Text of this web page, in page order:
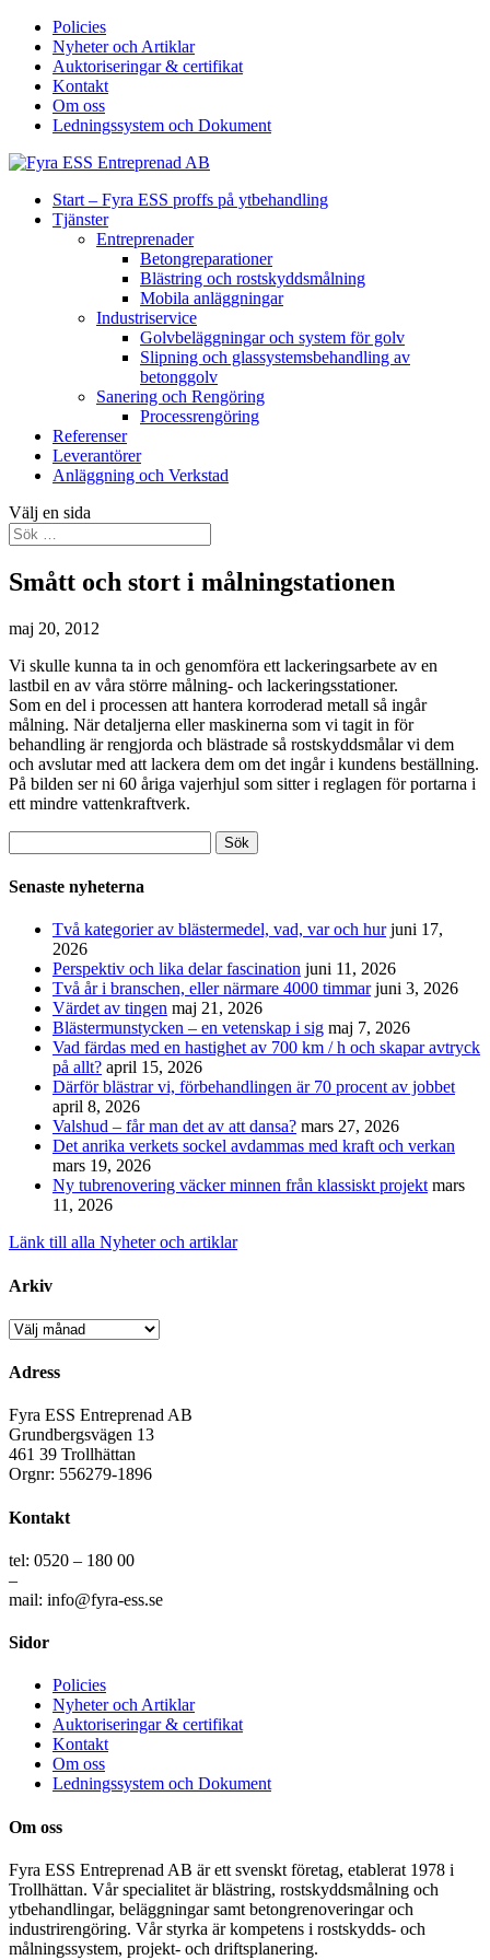
Policies
Nyheter och Artiklar
Auktoriseringar & certifikat
Kontakt
Om oss
Ledningssystem och Dokument
Start – Fyra ESS proffs på ytbehandling
Tjänster
Entreprenader
Betongreparationer
Blästring och rostskyddsmålning
Mobila anläggningar
Industriservice
Golvbeläggningar och system för golv
Slipning och glassystemsbehandling av
betonggolv
Sanering och Rengöring
Processrengöring
Referenser
Leverantörer
Anläggning och Verkstad
Välj en sida
Smått och stort i målningstationen
maj 20, 2012
Vi skulle kunna ta in och genomföra ett lackeringsarbete av en
lastbil en av våra större målning- och lackeringsstationer.
Som en del i processen att hantera korroderad metall så ingår
målning. När detaljerna eller maskinerna som vi tagit in för
behandling är rengjorda och blästrade så rostskyddsmålar vi dem
och avslutar med att lackera dem om det ingår i kundens beställning.
På bilden ser ni 60 åriga vajerhjul som sitter i reglagen för portarna i
ett mindre vattenkraftverk.
efter:
Senaste nyheterna
Två kategorier av blästermedel, vad, var och hur juni 17,
2026
Perspektiv och lika delar fascination juni 11, 2026
Två år i branschen, eller närmare 4000 timmar juni 3, 2026
Värdet av tingen maj 21, 2026
Blästermunstycken – en vetenskap i sig maj 7, 2026
Vad färdas med en hastighet av 700 km / h och skapar avtryck
på allt? april 15, 2026
Därför blästrar vi, förbehandlingen är 70 procent av jobbet
april 8, 2026
Valshud – får man det av att dansa? mars 27, 2026
Det anrika verkets sockel avdammas med kraft och verkan
mars 19, 2026
Ny tubrenovering väcker minnen från klassiskt projekt mars
11, 2026
Länk till alla Nyheter och artiklar
Arkiv
Arkiv
Adress
Fyra ESS Entreprenad AB
Grundbergsvägen 13
461 39 Trollhättan
Orgnr: 556279-1896
Kontakt
tel: 0520 – 180 00
–
mail: info@fyra-ess.se
Sidor
Policies
Nyheter och Artiklar
Auktoriseringar & certifikat
Kontakt
Om oss
Ledningssystem och Dokument
Om oss
Fyra ESS Entreprenad AB är ett svenskt företag, etablerat 1978 i
Trollhättan. Vår specialitet är blästring, rostskyddsmålning och
ytbehandlingar, beläggningar samt betongrenoveringar och
industrirengöring. Vår styrka är kompetens i rostskydds- och
målningssystem, projekt- och driftsplanering.